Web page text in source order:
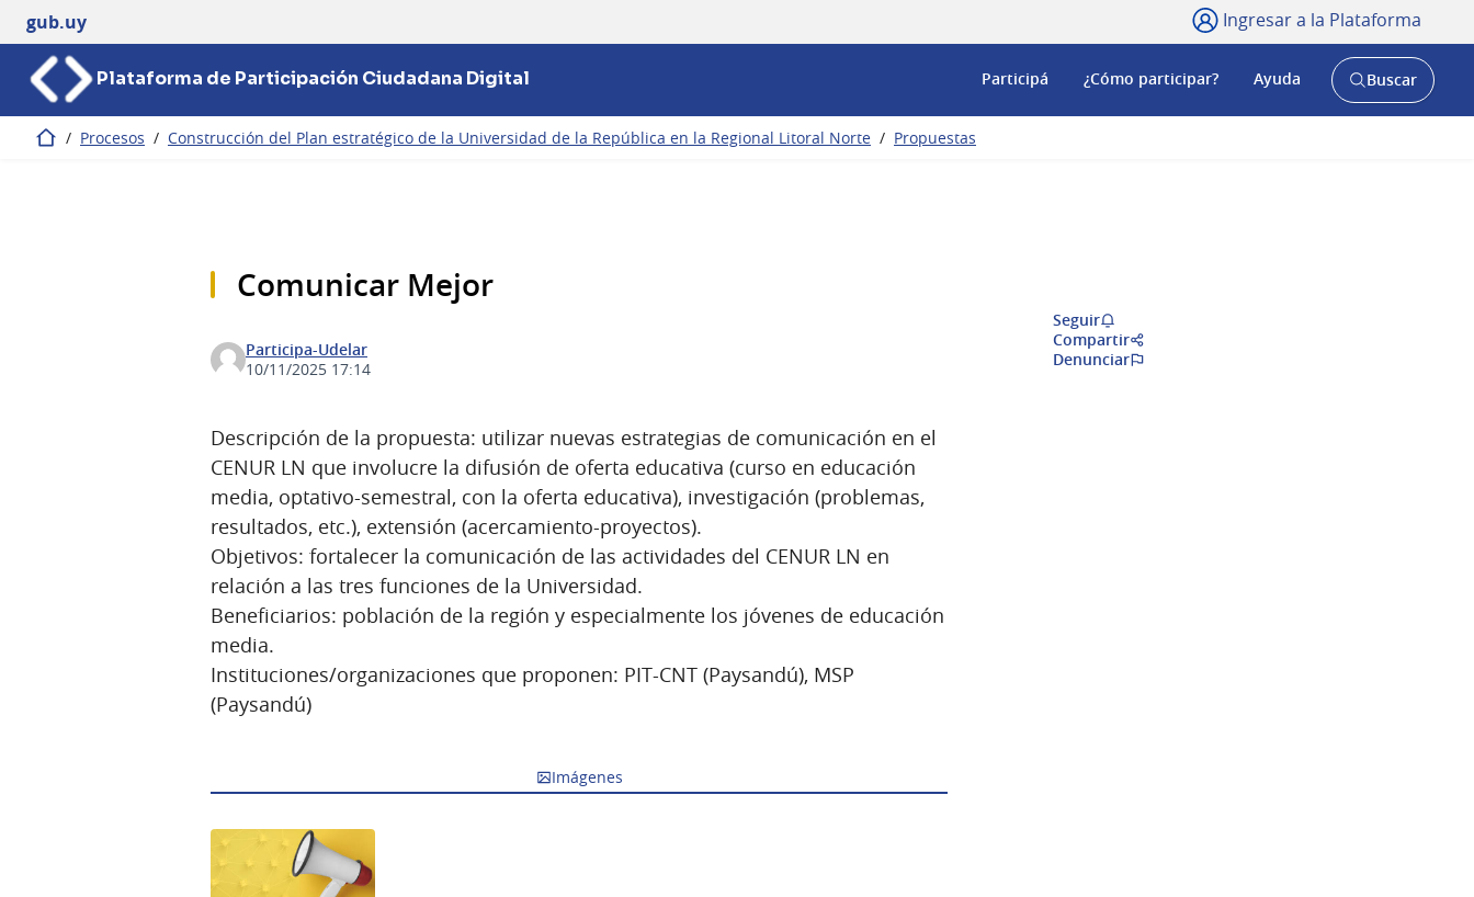
gub.uy Ingresar a la Plataforma
Plataforma de Participación Ciudadana Digital Participá ¿Cómo participar? Ayuda
AbrirBuscar
Inicio / Procesos / Construcción del Plan estratégico de la Universidad de la República en la Regional Litoral Norte / Propuestas
Comunicar Mejor
Participa-Udelar
10/11/2025 17:14
Descripción de la propuesta: utilizar nuevas estrategias de comunicación en el
CENUR LN que involucre la difusión de oferta educativa (curso en educación
media, optativo-semestral, con la oferta educativa), investigación (problemas,
resultados, etc.), extensión (acercamiento-proyectos).
Objetivos: fortalecer la comunicación de las actividades del CENUR LN en
relación a las tres funciones de la Universidad.
Beneficiarios: población de la región y especialmente los jóvenes de educación
media.
Instituciones/organizaciones que proponen: PIT-CNT (Paysandú), MSP
(Paysandú)
Imágenes
Seguir
Compartir
Denunciar